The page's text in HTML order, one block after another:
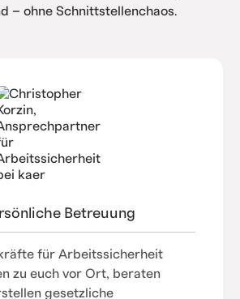
– ohne Schnittstellenchaos.
Betreuung
für Arbeitssicherheit
zu euch vor Ort, beraten
gesetzliche